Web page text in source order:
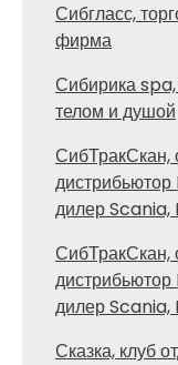
Сибгласс,
фирма
Сибирика
телом и душой
дилер
дилер
Сказка, клуб